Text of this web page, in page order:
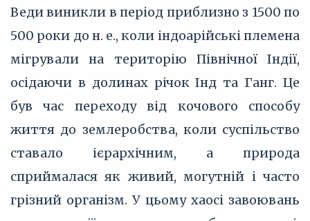
Веди виникли в період приблизно з 1500 по
500 роки до н. е., коли індоарійські племена
мігрували на територію Північної Індії,
осідаючи в долинах річок Інд та Ганг. Це
був час переходу від кочового способу
життя до землеробства, коли суспільство
ставало ієрархічним, а природа
сприймалася як живий, могутній і часто
грізний організм. У цьому хаосі завоювань